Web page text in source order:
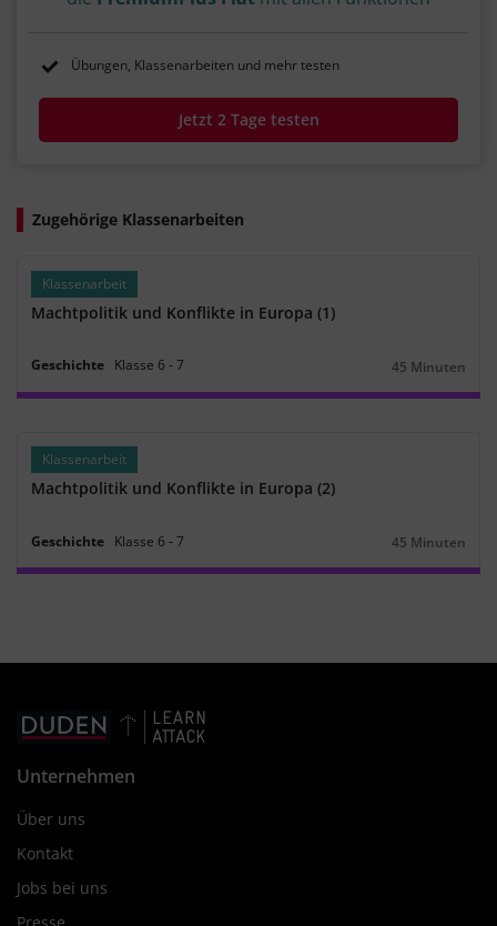
Übungen, Klassenarbeiten und mehr testen
Jetzt 2 Tage testen
Zugehörige Klassenarbeiten
Klassenarbeit
Machtpolitik und Konflikte in Europa (1)
Geschichte Klasse 6 ‐7
Dauer:
45 Minuten
Klassenarbeit
Machtpolitik und Konflikte in Europa (2)
Geschichte Klasse 6 ‐7
Dauer:
45 Minuten
Unternehmen
Über uns
Kontakt
Jobs bei uns